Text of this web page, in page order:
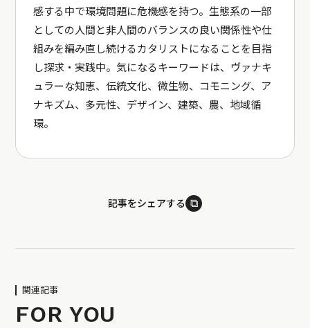
感する中で環境問題に危機感を持つ。生態系の一部
としての人間と非人間のバランスの良い関係性や仕
組みを編み直し続けるカタリストになることを目指
し探求・実践中。気になるキーワードは、ヴァナキ
ュラーな知恵、伝統文化、微生物、コモニング、ア
ナキズム、多元性、デザイン、建築、農、地域循
環。
記事をシェアする ⧉
関連記事
FOR YOU